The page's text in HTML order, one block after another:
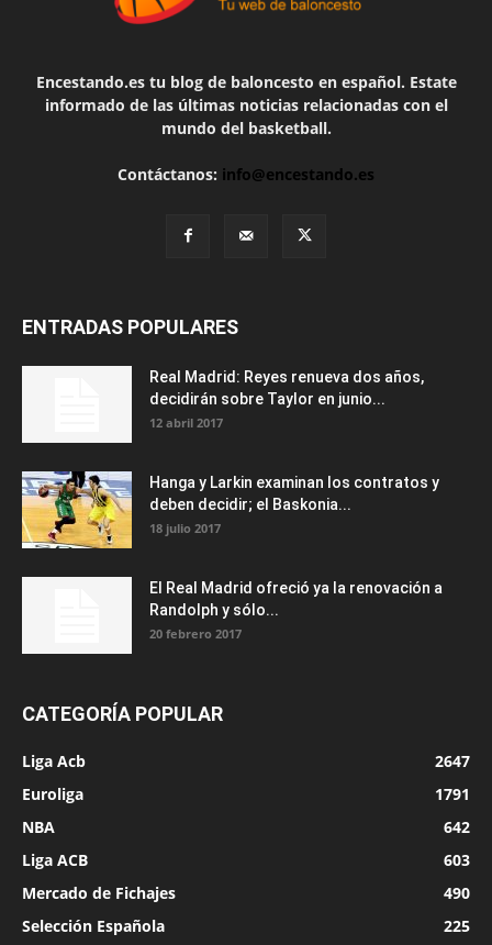
Encestando.es tu blog de baloncesto en español. Estate
informado de las últimas noticias relacionadas con el
mundo del basketball.
Contáctanos: info@encestando.es
ENTRADAS POPULARES
Real Madrid: Reyes renueva dos años,
decidirán sobre Taylor en junio...
12 abril 2017
Hanga y Larkin examinan los contratos y
deben decidir; el Baskonia...
18 julio 2017
El Real Madrid ofreció ya la renovación a
Randolph y sólo...
20 febrero 2017
CATEGORÍA POPULAR
Liga Acb
2647
Euroliga
1791
NBA
642
Liga ACB
603
Mercado de Fichajes
490
Selección Española
225